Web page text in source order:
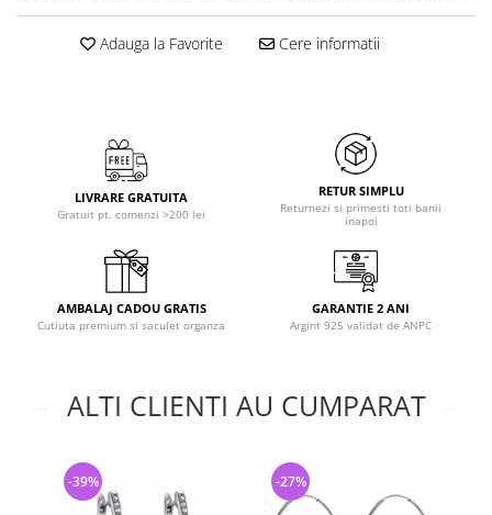
Adauga la Favorite Cere informatii
LIVRARE GRATUITA
Gratuit pt. comenzi >200 lei
RETUR SIMPLU
Returnezi si primesti toti banii
inapoi
AMBALAJ CADOU GRATIS
Cutiuta premium si saculet organza
GARANTIE 2 ANI
Argint 925 validat de ANPC
ALTI CLIENTI AU CUMPARAT
-39% -27%